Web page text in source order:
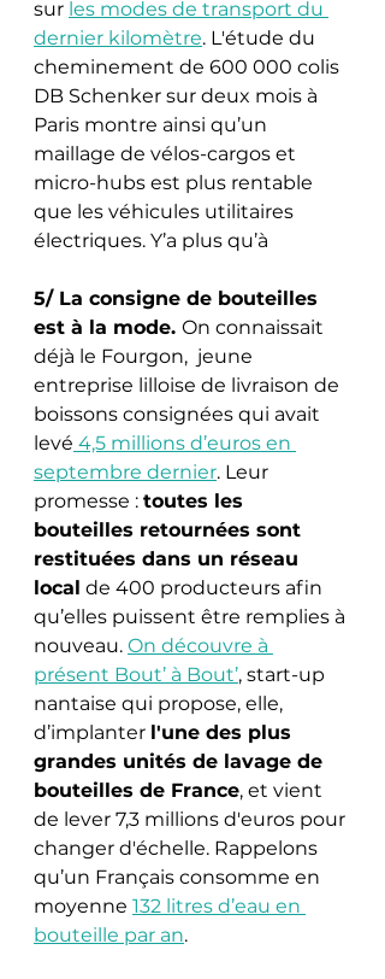
sur les modes de transport du
dernier kilomètre. L'étude du
cheminement de 600 000 colis
DB Schenker sur deux mois à
Paris montre ainsi qu’un
maillage de vélos-cargos et
micro-hubs est plus rentable
que les véhicules utilitaires
électriques. Y’a plus qu’à
5/ La consigne de bouteilles
est à la mode. On connaissait
déjà le Fourgon,  jeune
entreprise lilloise de livraison de
boissons consignées qui avait
levé 4,5 millions d’euros en
septembre dernier. Leur
promesse : toutes les
bouteilles retournées sont
restituées dans un réseau
local de 400 producteurs afin
qu’elles puissent être remplies à
nouveau. On découvre à
présent Bout’ à Bout’, start-up
nantaise qui propose, elle,
d’implanter l'une des plus
grandes unités de lavage de
bouteilles de France, et vient
de lever 7,3 millions d'euros pour
changer d'échelle. Rappelons
qu’un Français consomme en
moyenne 132 litres d’eau en
bouteille par an.